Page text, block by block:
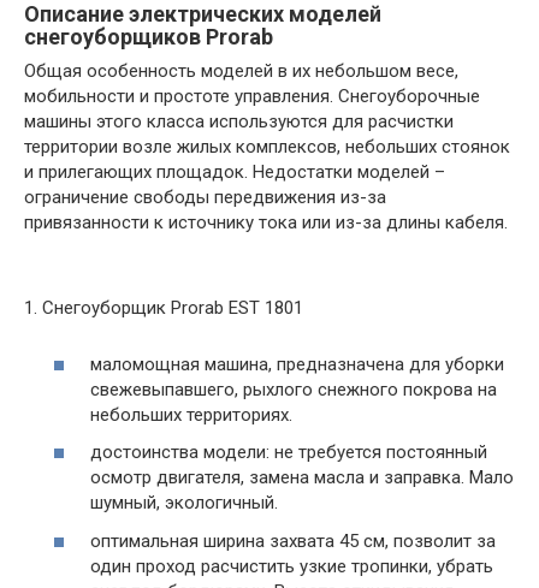
Описание электрических моделей
снегоуборщиков Prorab
Общая особенность моделей в их небольшом весе,
мобильности и простоте управления. Снегоуборочные
машины этого класса используются для расчистки
территории возле жилых комплексов, небольших стоянок
и прилегающих площадок. Недостатки моделей –
ограничение свободы передвижения из-за
привязанности к источнику тока или из-за длины кабеля.
1. Снегоуборщик Prorab EST 1801
маломощная машина, предназначена для уборки
свежевыпавшего, рыхлого снежного покрова на
небольших территориях.
достоинства модели: не требуется постоянный
осмотр двигателя, замена масла и заправка. Мало
шумный, экологичный.
оптимальная ширина захвата 45 см, позволит за
один проход расчистить узкие тропинки, убрать